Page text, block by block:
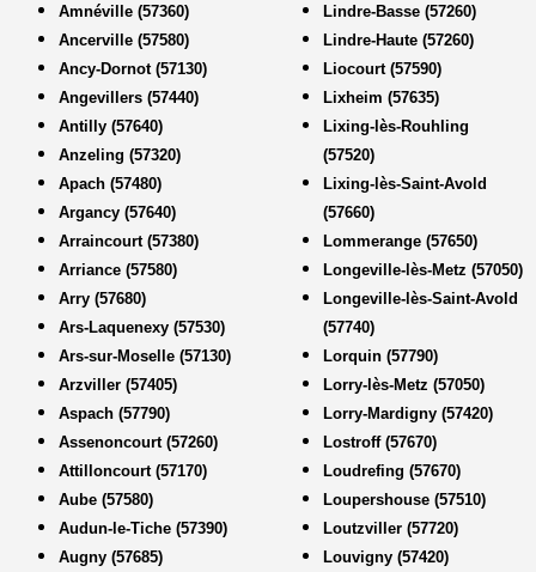
Amnéville (57360)
Ancerville (57580)
Ancy-Dornot (57130)
Angevillers (57440)
Antilly (57640)
Anzeling (57320)
Apach (57480)
Argancy (57640)
Arraincourt (57380)
Arriance (57580)
Arry (57680)
Ars-Laquenexy (57530)
Ars-sur-Moselle (57130)
Arzviller (57405)
Aspach (57790)
Assenoncourt (57260)
Attilloncourt (57170)
Aube (57580)
Audun-le-Tiche (57390)
Augny (57685)
Lindre-Basse (57260)
Lindre-Haute (57260)
Liocourt (57590)
Lixheim (57635)
Lixing-lès-Rouhling
(57520)
Lixing-lès-Saint-Avold
(57660)
Lommerange (57650)
Longeville-lès-Metz (57050)
Longeville-lès-Saint-Avold
(57740)
Lorquin (57790)
Lorry-lès-Metz (57050)
Lorry-Mardigny (57420)
Lostroff (57670)
Loudrefing (57670)
Loupershouse (57510)
Loutzviller (57720)
Louvigny (57420)